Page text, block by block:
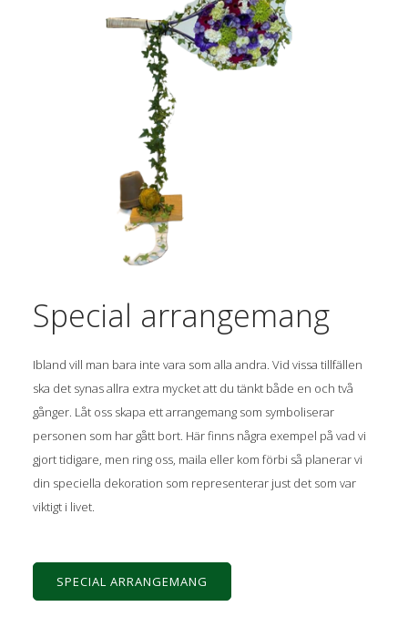
Special arrangemang
Ibland vill man bara inte vara som alla andra. Vid vissa tillfällen
ska det synas allra extra mycket att du tänkt både en och två
gånger. Låt oss skapa ett arrangemang som symboliserar
personen som har gått bort. Här finns några exempel på vad vi
gjort tidigare, men ring oss, maila eller kom förbi så planerar vi
din speciella dekoration som representerar just det som var
viktigt i livet.
SPECIAL ARRANGEMANG